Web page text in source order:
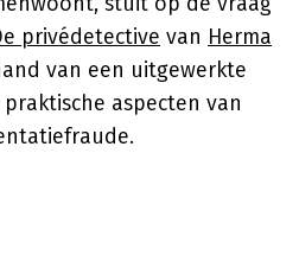
privédetective van Herma
van een uitgewerkte
aspecten van